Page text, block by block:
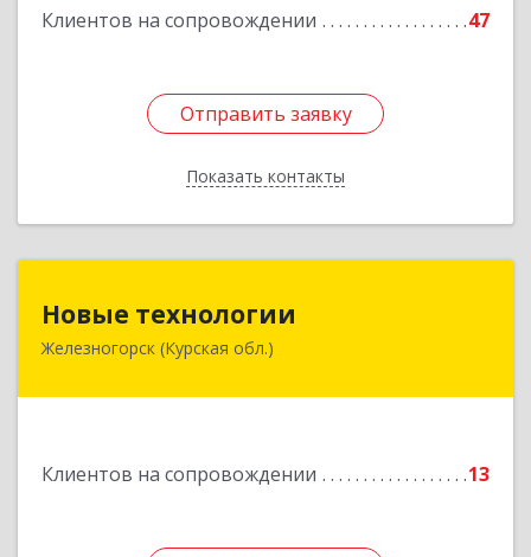
Клиентов на сопровождении 47
Отправить заявку
Показать контакты
Отправить заявку
Назад
Новые технологии
Железногорск (Курская обл.)
Клиентов на сопровождении 13
307170, Курская обл, Железногорский р-н,
Подробнее